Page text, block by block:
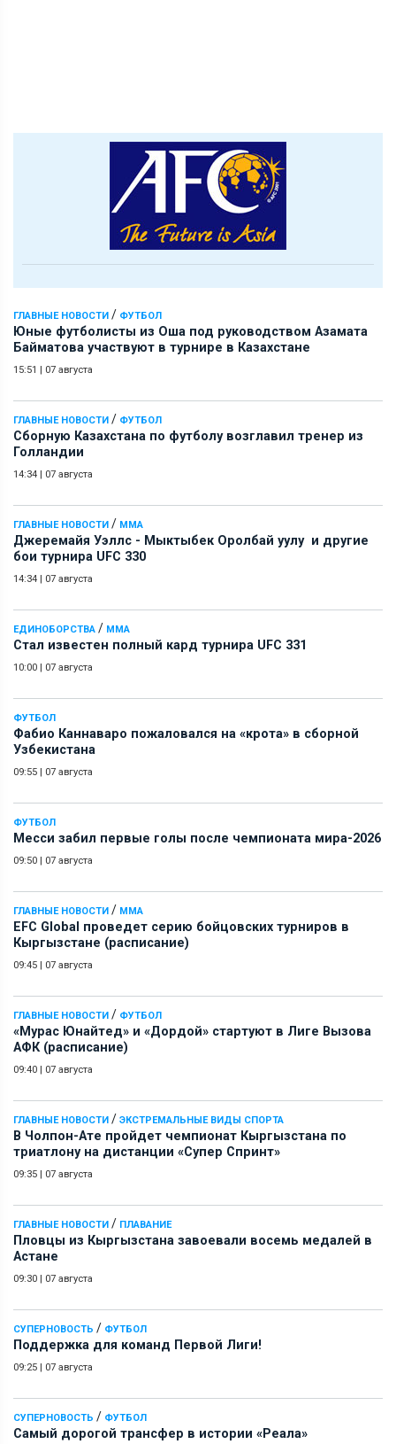
ГЛАВНЫЕ НОВОСТИ / ФУТБОЛ
Юные футболисты из Оша под руководством Азамата
Байматова участвуют в турнире в Казахстане
15:51 | 07 августа
ГЛАВНЫЕ НОВОСТИ / ФУТБОЛ
Сборную Казахстана по футболу возглавил тренер из
Голландии
14:34 | 07 августа
ГЛАВНЫЕ НОВОСТИ / ММА
Джеремайя Уэллс - Мыктыбек Оролбай уулу и другие
бои турнира UFC 330
14:34 | 07 августа
ЕДИНОБОРСТВА / ММА
Стал известен полный кард турнира UFC 331
10:00 | 07 августа
ФУТБОЛ
Фабио Каннаваро пожаловался на «крота» в сборной
Узбекистана
09:55 | 07 августа
ФУТБОЛ
Месси забил первые голы после чемпионата мира-2026
09:50 | 07 августа
ГЛАВНЫЕ НОВОСТИ / ММА
EFC Global проведет серию бойцовских турниров в
Кыргызстане (расписание)
09:45 | 07 августа
ГЛАВНЫЕ НОВОСТИ / ФУТБОЛ
«Мурас Юнайтед» и «Дордой» стартуют в Лиге Вызова
АФК (расписание)
09:40 | 07 августа
ГЛАВНЫЕ НОВОСТИ / ЭКСТРЕМАЛЬНЫЕ ВИДЫ СПОРТА
В Чолпон-Ате пройдет чемпионат Кыргызстана по
триатлону на дистанции «Супер Спринт»
09:35 | 07 августа
ГЛАВНЫЕ НОВОСТИ / ПЛАВАНИЕ
Пловцы из Кыргызстана завоевали восемь медалей в
Астане
09:30 | 07 августа
СУПЕРНОВОСТЬ / ФУТБОЛ
Поддержка для команд Первой Лиги!
09:25 | 07 августа
СУПЕРНОВОСТЬ / ФУТБОЛ
Самый дорогой трансфер в истории «Реала»